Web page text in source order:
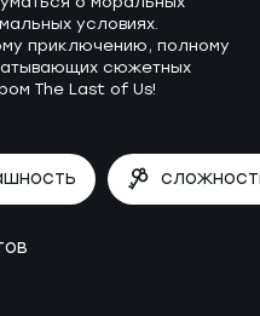
условиях.
приключению, полному
сюжетных
The Last of Us!